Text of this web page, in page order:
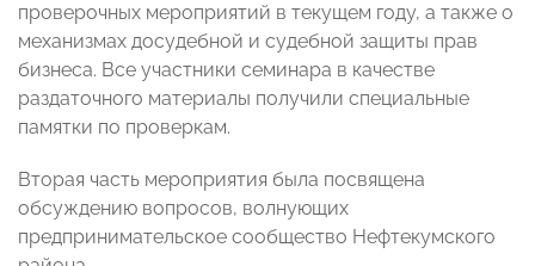
проверочных мероприятий в текущем году, а также о
механизмах досудебной и судебной защиты прав
бизнеса. Все участники семинара в качестве
раздаточного материалы получили специальные
памятки по проверкам.
Вторая часть мероприятия была посвящена
обсуждению вопросов, волнующих
предпринимательское сообщество Нефтекумского